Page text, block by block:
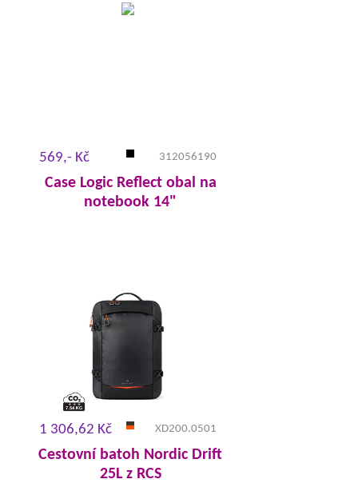
569,- Kč 312056190
Case Logic Reflect obal na
notebook 14"
1 306,62 Kč XD200.0501
Cestovní batoh Nordic Drift
25L z RCS